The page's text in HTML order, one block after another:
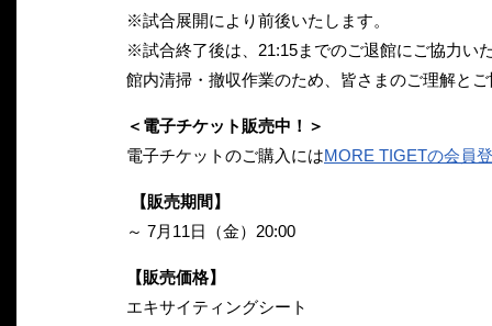
※試合展開により前後いたします。
※試合終了後は、21:15までのご退館にご協力い
館内清掃・撤収作業のため、皆さまのご理解と
＜電子チケット販売中！＞
電子チケットのご購入にはMORE TIGETの会員
【販売期間】
～ 7月11日（金）20:00
【販売価格】
エキサイティングシート